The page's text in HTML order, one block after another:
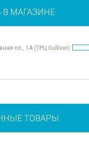
В МАГАЗИНЕ
пл., 1А (ТРЦ Gulliver)
ТОВАРЫ